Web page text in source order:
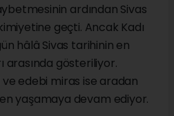
ardından Sivas
geçti. Ancak Kadı
hâlâ Sivas tarihinin en
arasında gösteriliyor.
ve edebi miras ise aradan
yaşamaya devam ediyor.